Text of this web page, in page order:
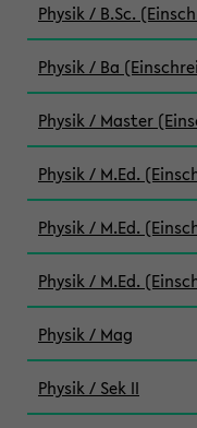
Physik / B.Sc.
Physik / Ba
Physik / Master
Physik / M.Ed.
Physik / M.Ed.
Physik / M.Ed.
Physik / Mag
Physik / Sek II